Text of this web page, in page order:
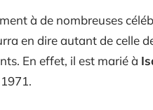
à de nombreuses
en dire autant de celle
En effet, il est marié à